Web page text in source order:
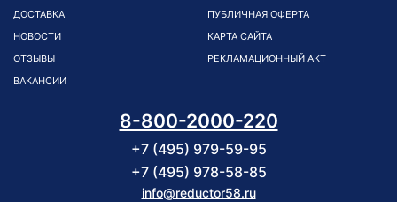
ДОСТАВКА
НОВОСТИ
ОТЗЫВЫ
ВАКАНСИИ
ПУБЛИЧНАЯ ОФЕРТА
КАРТА САЙТА
РЕКЛАМАЦИОННЫЙ АКТ
8-800-2000-220
+7 (495) 979-59-95
+7 (495) 978-58-85
info@reductor58.ru